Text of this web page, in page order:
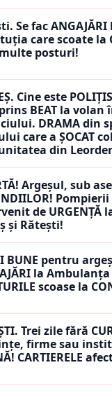
Se fac
care scoate la
posturi!
Cine este
BEAT la volan
DRAMA din
care a ȘOCAT
din
Argeșul, sub
Pompierii
de URGENȚĂ
și Rătești!
BUNE pentru
la Ambulanța
scoase la
Trei zile fără
firme sau
CARTIERELE